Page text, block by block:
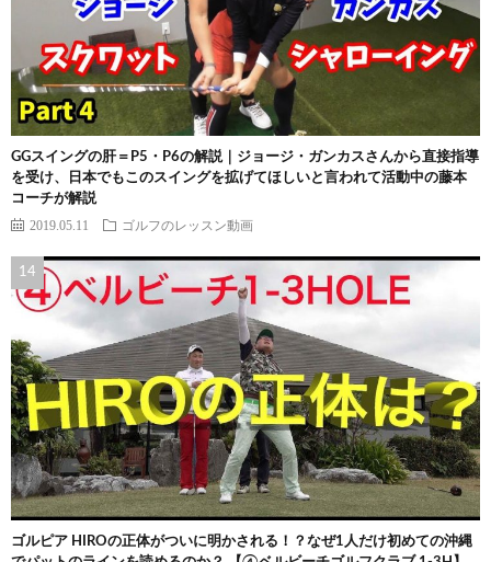
GGスイングの肝＝P5・P6の解説｜ジョージ・ガンカスさんから直接指導
を受け、日本でもこのスイングを拡げてほしいと言われて活動中の藤本
コーチが解説
2019.05.11 ゴルフのレッスン動画
ゴルピア HIROの正体がついに明かされる！？なぜ1人だけ初めての沖縄